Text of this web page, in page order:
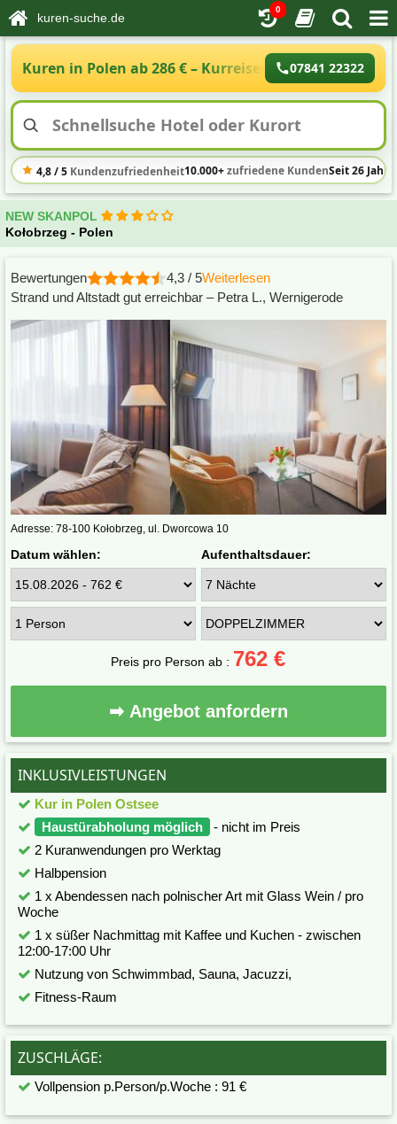
kuren-suche.de
0
Kuren in Polen ab 286 € – Kurreisen Polen an der
07841 22322
4,8 / 5 Kundenzufriedenheit10.000+ zufriedene KundenSeit 26
NEW SKANPOL
Kołobrzeg - Polen
Bewertungen 4,3 / 5Weiterlesen
Strand und Altstadt gut erreichbar – Petra L., Wernigerode
Adresse: 78-100 Kołobrzeg, ul. Dworcowa 10
Datum wählen: Aufenthaltsdauer:
Preis pro Person ab : 762 €
➡ Angebot anfordern
INKLUSIVLEISTUNGEN
Kur in Polen Ostsee
Haustürabholung möglich
- nicht im Preis
2 Kuranwendungen pro Werktag
Halbpension
1 x Abendessen nach polnischer Art mit Glass Wein / pro
Woche
1 x süßer Nachmittag mit Kaffee und Kuchen - zwischen
12:00-17:00 Uhr
Nutzung von Schwimmbad, Sauna, Jacuzzi,
Fitness-Raum
ZUSCHLÄGE:
Vollpension p.Person/p.Woche : 91 €